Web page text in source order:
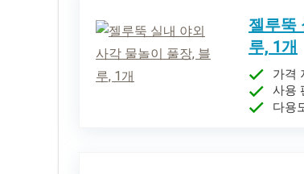
젤루뚝
루, 1개
가격
사용
다용